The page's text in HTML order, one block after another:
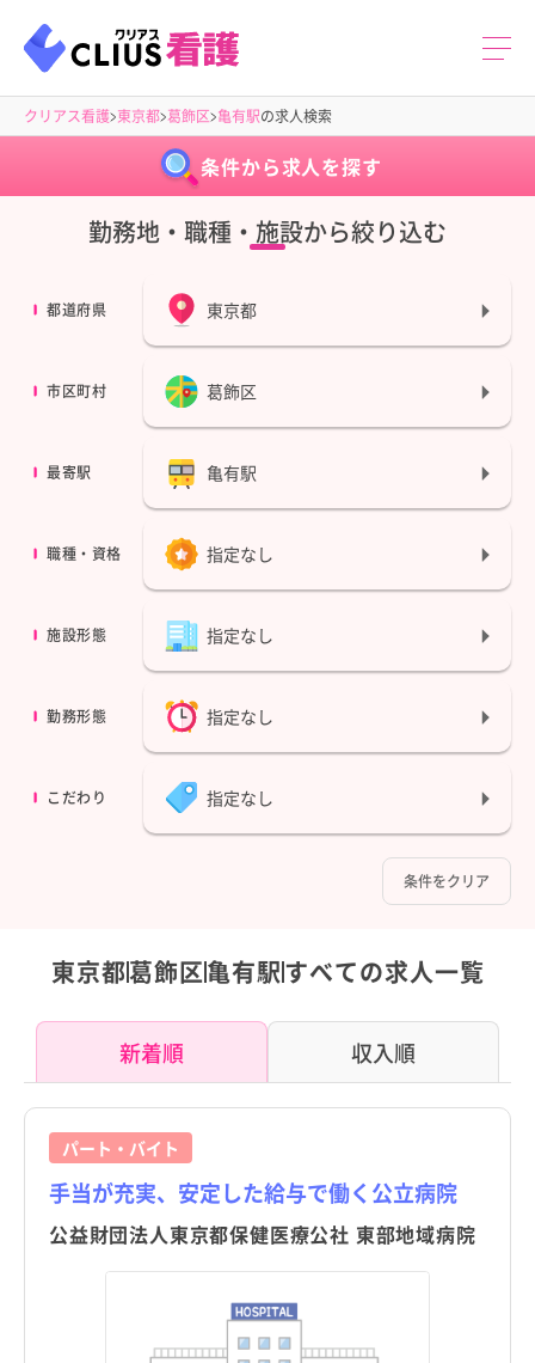
クリアス看護 東京都 葛飾区 亀有駅の求人検索
条件から求人を探す
勤務地・職種・施設から絞り込む
都道府県 東京都
市区町村 葛飾区
最寄駅 亀有駅
職種・資格 指定なし
施設形態 指定なし
勤務形態 指定なし
こだわり 指定なし
条件をクリア
東京都葛飾区亀有駅すべての求人一覧
新着順 収入順
パート・バイト
手当が充実、安定した給与で働く公立病院
公益財団法人東京都保健医療公社 東部地域病院